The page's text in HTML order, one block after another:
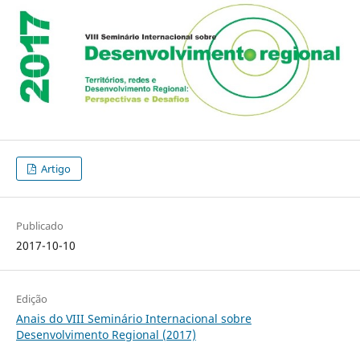
Artigo
Publicado
2017-10-10
Edição
Anais do VIII Seminário Internacional sobre
Desenvolvimento Regional (2017)